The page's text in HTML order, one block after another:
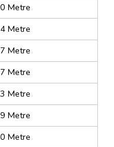
Metre
Metre
Metre
Metre
Metre
Metre
Metre